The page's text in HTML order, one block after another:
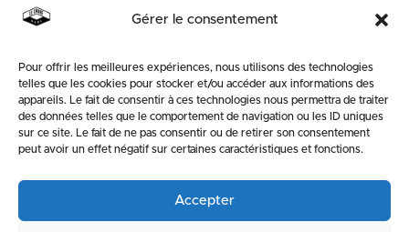
Gérer le consentement
Pour offrir les meilleures expériences, nous utilisons des technologies
telles que les cookies pour stocker et/ou accéder aux informations des
appareils. Le fait de consentir à ces technologies nous permettra de traiter
des données telles que le comportement de navigation ou les ID uniques
sur ce site. Le fait de ne pas consentir ou de retirer son consentement
peut avoir un effet négatif sur certaines caractéristiques et fonctions.
Accepter
l
ENVOYER
SUIVEZ-NOUS